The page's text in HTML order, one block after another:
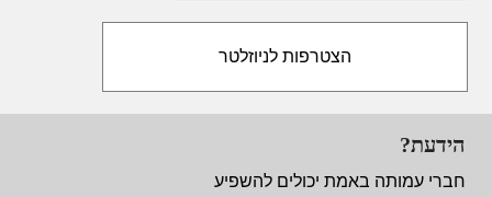
הידעת?
חברי עמותה באמת יכולים להשפיע